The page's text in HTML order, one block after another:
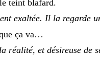
teint blafard.
exaltée. Il la regarde
ça va…
réalité, et désireuse de